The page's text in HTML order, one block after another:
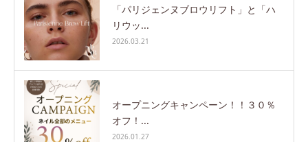
「パリジェンヌブロウリフト」と「ハ
リウッ...
2026.03.21
オープニングキャンペーン！！３０％
オフ！...
2026.01.27